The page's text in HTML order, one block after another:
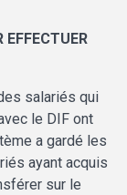
EFFECTUER
salariés qui
le DIF ont
a gardé les
ayant acquis
sur le